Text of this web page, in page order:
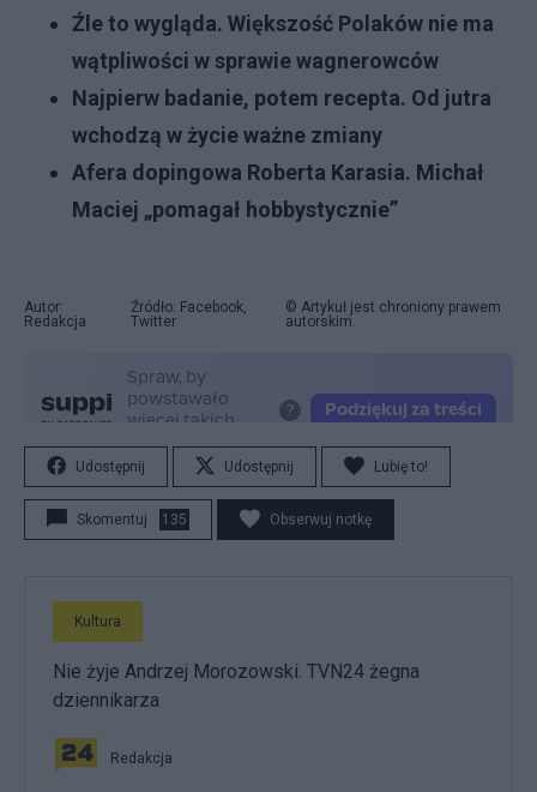
Źle to wygląda. Większość Polaków nie ma
wątpliwości w sprawie wagnerowców
Najpierw badanie, potem recepta. Od jutra
wchodzą w życie ważne zmiany
Afera dopingowa Roberta Karasia. Michał
Maciej „pomagał hobbystycznie”
Autor:
Redakcja
Źródło: Facebook,
Twitter
© Artykuł jest chroniony prawem
autorskim.
Udostępnij Udostępnij Lubię to!
Skomentuj 135 Obserwuj notkę
Kultura
Nie żyje Andrzej Morozowski. TVN24 żegna
dziennikarza
Redakcja